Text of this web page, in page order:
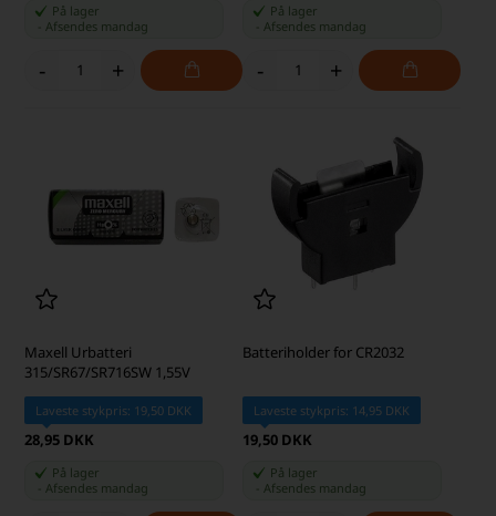
På lager
Afsendes mandag
- +
På lager
Afsendes mandag
- +
Maxell Urbatteri
315/SR67/SR716SW 1,55V
Laveste stykpris: 19,50 DKK
28,95 DKK
På lager
-Afsendes mandag
Batteriholder for CR2032
Laveste stykpris: 14,95 DKK
19,50 DKK
På lager
Afsendes mandag